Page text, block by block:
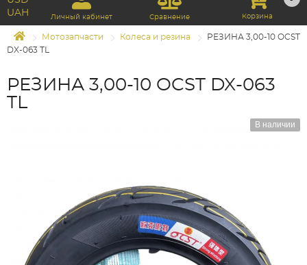
UAH
Личный кабинет Сравнение Корзина
Мотозапчасти Колеса и резина
РЕЗИНА 3,00-10 OCST
DX-063 TL
РЕЗИНА 3,00-10 OCST DX-063
TL
В наличии